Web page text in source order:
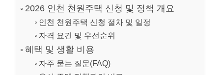
2026 인천 천원주택 신청 및 정책 개요
인천 천원주택 신청 절차 및 일정
자격 요건 및 우선순위
혜택 및 생활 비용
자주 묻는 질문(FAQ)